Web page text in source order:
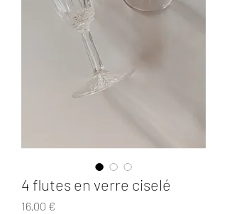
4 flutes en verre ciselé
16,00 €